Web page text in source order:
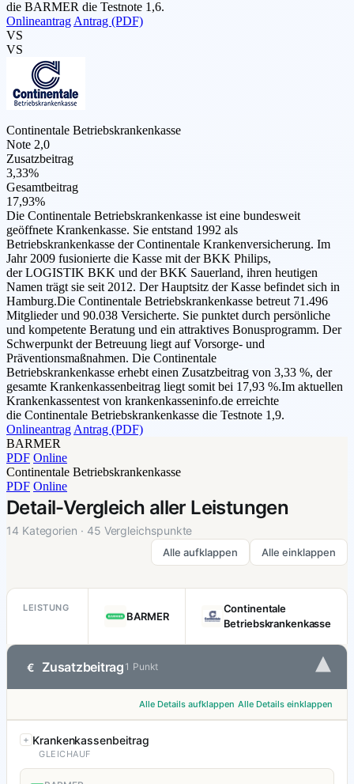
die BARMER die Testnote 1,6.
Onlineantrag Antrag (PDF)
VS
VS
Continentale Betriebskrankenkasse
Note 2,0
Zusatzbeitrag
3,33%
Gesamtbeitrag
17,93%
Die Continentale Betriebskrankenkasse ist eine bundesweit
geöffnete Krankenkasse. Sie entstand 1992 als
Betriebskrankenkasse der Continentale Krankenversicherung. Im
Jahr 2009 fusionierte die Kasse mit der BKK Philips,
der LOGISTIK BKK und der BKK Sauerland, ihren heutigen
Namen trägt sie seit 2012. Der Hauptsitz der Kasse befindet sich in
Hamburg.Die Continentale Betriebskrankenkasse betreut 71.496
Mitglieder und 90.038 Versicherte. Sie punktet durch persönliche
und kompetente Beratung und ein attraktives Bonusprogramm. Der
Schwerpunkt der Betreuung liegt auf Vorsorge- und
Präventionsmaßnahmen. Die Continentale
Betriebskrankenkasse erhebt einen Zusatzbeitrag von 3,33 %, der
gesamte Krankenkassenbeitrag liegt somit bei 17,93 %.Im aktuellen
Krankenkassentest von krankenkasseninfo.de erreichte
die Continentale Betriebskrankenkasse die Testnote 1,9.
Onlineantrag Antrag (PDF)
BARMER
PDF Online
Continentale Betriebskrankenkasse
PDF Online
Detail-Vergleich aller Leistungen
14 Kategorien · 45 Vergleichspunkte
Alle aufklappen Alle einklappen
LEISTUNG
BARMER
Continentale
Betriebskrankenkasse
€ Zusatzbeitrag 1 Punkt ▾
Alle Details aufklappen Alle Details einklappen
Krankenkassenbeitrag
GLEICHAUF